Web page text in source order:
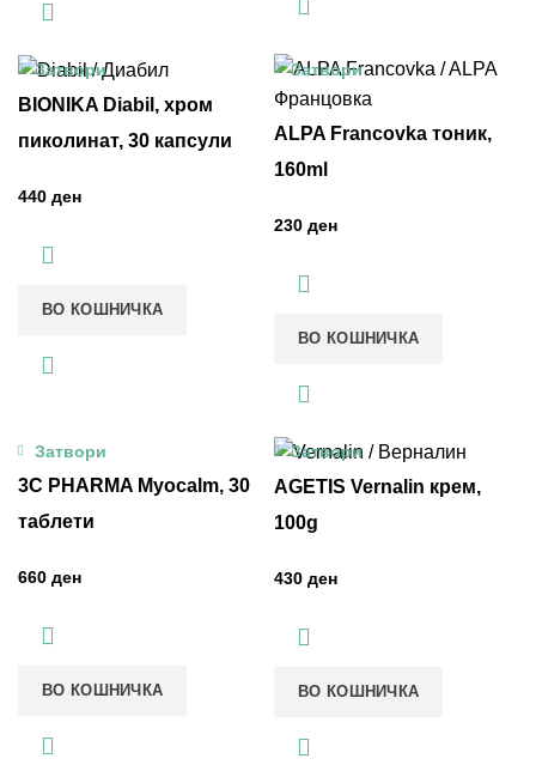
Затвори
BIONIKA Diabil, хром
пиколинат, 30 капсули
ден
ВО КОШНИЧКА
Затвори
ALPA Francovka тоник,
160ml
ден
ВО КОШНИЧКА
Затвори
3C PHARMA Myocalm, 30
таблети
ден
ВО КОШНИЧКА
Затвори
AGETIS Vernalin крем,
100g
ден
ВО КОШНИЧКА